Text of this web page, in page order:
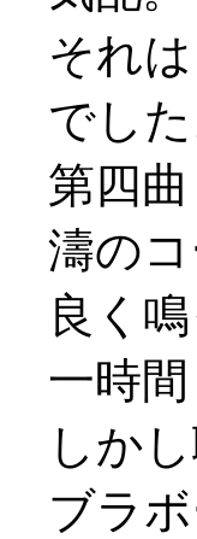
それ
でした
第四
濤の
良く
一時間
しか
ブラ